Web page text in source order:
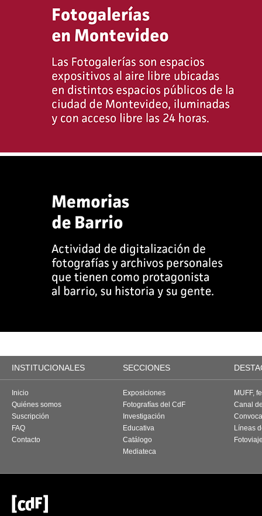
INSTITUCIONALES SECCIONES
Inicio
Quiénes somos
Suscripción
FAQ
Contacto
Exposiciones
Fotografías del CdF
Investigación
Educativa
Catálogo
Mediateca
MUFF,
Canal
Líneas